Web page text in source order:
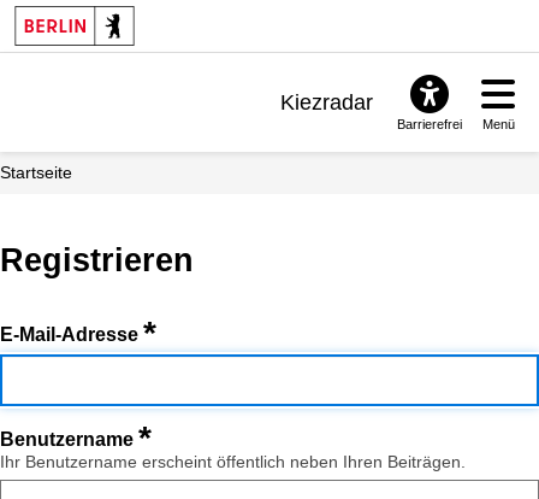
Kiezradar
Barrierefrei Menü
Startseite
Registrieren
E-Mail-Adresse *
Benutzername *
Ihr Benutzername erscheint öffentlich neben Ihren Beiträgen.